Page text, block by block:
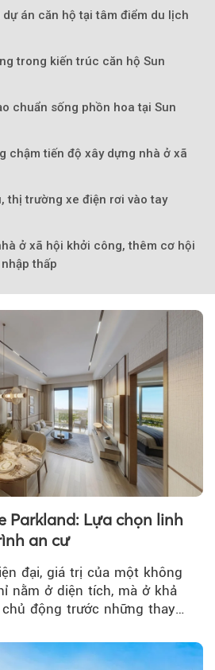
Theo Sở hữu trí
án căn hộ tại tâm điểm du lịch
trong kiến trúc căn hộ Sun
chuẩn sống phồn hoa tại Sun
chậm tiến độ xây dựng nhà ở xã
thị trường xe điện rơi vào tay
ở xã hội khởi công, thêm cơ hội
thấp
Parkland: Lựa chọn linh
an cư
đại, giá trị của một không
nằm ở diện tích, mà ở khả
động trước những thay